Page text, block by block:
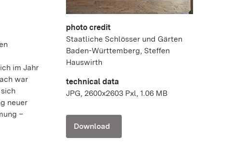
im Jahr
war
neuer
–
photo credit
Staatliche Schlösser und Gärten
Baden-Württemberg, Steffen
Hauswirth
technical data
JPG, 2600x2603 Pxl, 1.06 MB
Download